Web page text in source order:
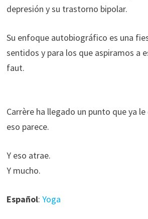
depresión y su trastorno bipolar.
Su enfoque autobiográfico es una
sentidos y para los que aspiramos a
faut.
Carrère ha llegado un punto que ya
eso parece.
Y eso atrae.
Y mucho.
Español: Yoga